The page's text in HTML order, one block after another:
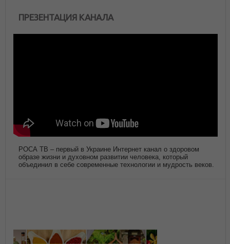
ПРЕЗЕНТАЦИЯ КАНАЛА
РОСА ТВ – первый в Украине Интернет канал о здоровом
образе жизни и духовном развитии человека, который
объединил в себе современные технологии и мудрость веков.